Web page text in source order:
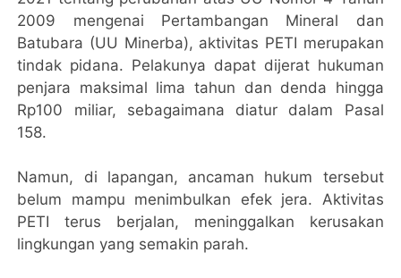
2009 mengenai Pertambangan Mineral dan
Batubara (UU Minerba), aktivitas PETI merupakan
tindak pidana. Pelakunya dapat dijerat hukuman
penjara maksimal lima tahun dan denda hingga
Rp100 miliar, sebagaimana diatur dalam Pasal
158.
Namun, di lapangan, ancaman hukum tersebut
belum mampu menimbulkan efek jera. Aktivitas
PETI terus berjalan, meninggalkan kerusakan
lingkungan yang semakin parah.